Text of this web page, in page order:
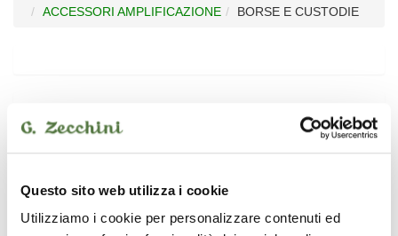
Questo sito web utilizza i cookie
Utilizziamo i cookie per personalizzare contenuti ed
ACCESSORI AMPLIFICAZIONE
BORSE E CUSTODIE
ACCU-CASE ACUS
DAP AUDIO GATOR
GR GUITAR
LEWITT ORANGE